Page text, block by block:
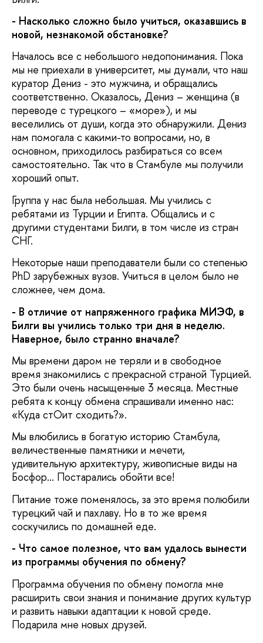
- Насколько сложно было учиться, оказавшись в
новой, незнакомой обстановке?
Началось все с небольшого недопонимания. Пока
мы не приехали в университет, мы думали, что наш
куратор Дениз - это мужчина, и обращались
соответственно. Оказалось, Дениз – женщина (в
переводе с турецкого – «море»), и мы
веселились от души, когда это обнаружили. Дениз
нам помогала с какими-то вопросами, но, в
основном, приходилось разбираться со всем
самостоятельно. Так что в Стамбуле мы получили
хороший опыт.
Группа у нас была небольшая. Мы учились с
ребятами из Турции и Египта. Общались и с
другими студентами Билги, в том числе из стран
СНГ.
Некоторые наши преподаватели были со степенью
PhD зарубежных вузов. Учиться в целом было не
сложнее, чем дома.
- В отличие от напряженного графика МИЭФ, в
Билги вы учились только три дня в неделю.
Наверное, было странно вначале?
Мы времени даром не теряли и в свободное
время знакомились с прекрасной страной Турцией.
Это были очень насыщенные 3 месяца. Местные
ребята к концу обмена спрашивали именно нас:
«Куда стОит сходить?».
Мы влюбились в богатую историю Стамбула,
величественные памятники и мечети,
удивительную архитектуру, живописные виды на
Босфор… Постарались обойти все!
Питание тоже поменялось, за это время полюбили
турецкий чай и пахлаву. Но в то же время
соскучились по домашней еде.
- Что самое полезное, что вам удалось вынести
из программы обучения по обмену?
Программа обучения по обмену помогла мне
расширить свои знания и понимание других культур
и развить навыки адаптации к новой среде.
Подарила мне новых друзей.